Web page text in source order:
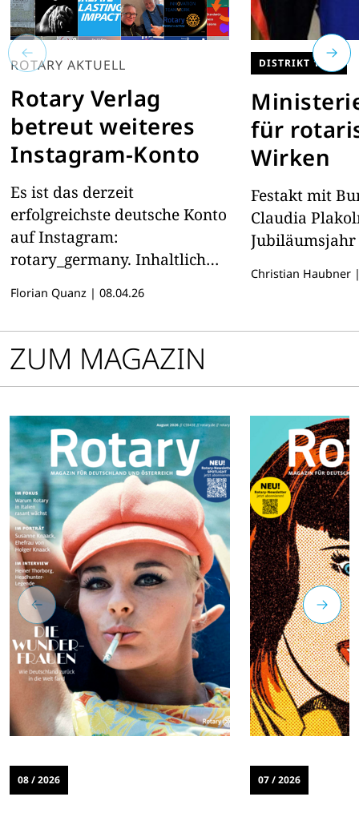
ROTARY AKTUELL
Rotary Verlag
betreut weiteres
Instagram-Konto
Es ist das derzeit
erfolgreichste deutsche Konto
auf Instagram:
rotary_germany. Inhaltlich
die Mitarbeiter des Rotary
Magazins.
Florian Quanz | 08.04.26
DISTRIKT 1920
für
Wirken
Festakt mit
Claudia
Jubiläumsjahr
Christian Haubner
ZUM MAGAZIN
08 / 2026 07 / 2026